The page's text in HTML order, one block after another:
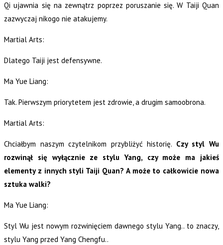
Qi ujawnia się na zewnątrz poprzez poruszanie się. W Taiji Quan
zazwyczaj nikogo nie atakujemy.
Martial Arts:
Dlatego Taiji jest defensywne.
Ma Yue Liang:
Tak. Pierwszym priorytetem jest zdrowie, a drugim samoobrona.
Martial Arts:
Chciałbym naszym czytelnikom przybliżyć historię. Czy styl Wu
rozwinął się wyłącznie ze stylu Yang, czy może ma jakieś
elementy z innych styli Taiji Quan? A może to całkowicie nowa
sztuka walki?
Ma Yue Liang:
Styl Wu jest nowym rozwinięciem dawnego stylu Yang.. to znaczy,
stylu Yang przed Yang Chengfu..